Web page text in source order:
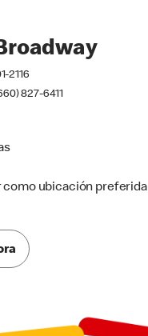
2116
827-6411
como ubicación preferida